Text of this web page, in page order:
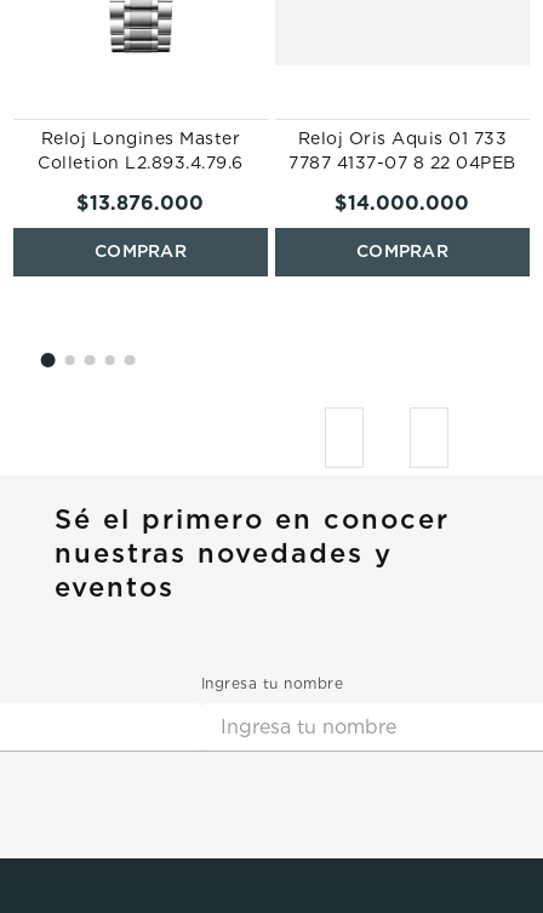
Reloj Longines Master
Colletion L2.893.4.79.6
$13.876.000
Reloj Oris Aquis 01 733
7787 4137-07 8 22 04PEB
$14.000.000
Sé el primero en conocer
nuestras novedades y
eventos
Ingresa tu nombre